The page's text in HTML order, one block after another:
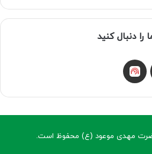
را دنبال کنید
ایتا شنوتو
حضرت مهدی موعود (ع) محفوظ است.